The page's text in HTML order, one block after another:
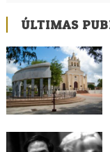
ÚLTIMAS